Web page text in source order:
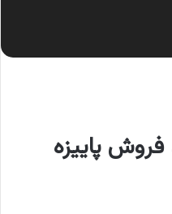
فروش پاییزه